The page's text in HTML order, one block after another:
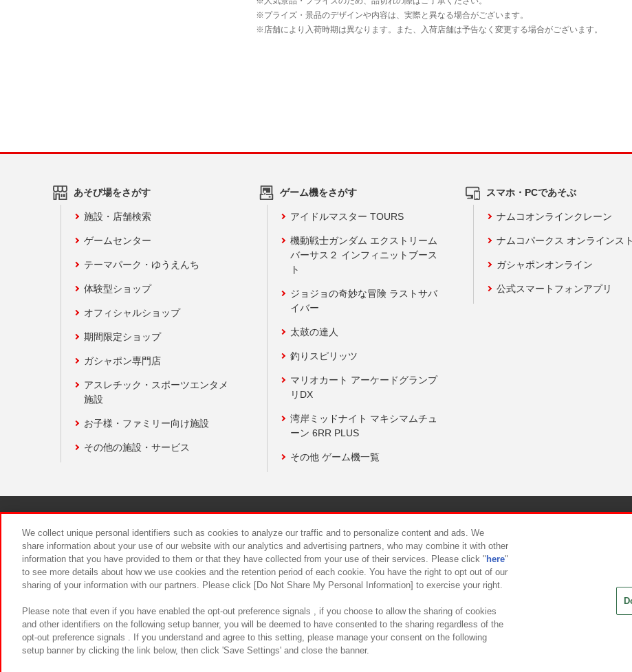
あそび場をさがす
施設・店舗検索
ゲームセンター
テーマパーク・ゆうえんち
体験型ショップ
オフィシャルショップ
期間限定ショップ
ガシャポン専門店
アスレチック・スポーツエンタメ
施設
お子様・ファミリー向け施設
その他の施設・サービス
ゲーム機をさがす
アイドルマスター TOURS
機動戦士ガンダム エクストリーム
バーサス２ インフィニットブース
ト
ジョジョの奇妙な冒険 ラストサバ
イバー
太鼓の達人
釣りスピリッツ
マリオカート アーケードグランプ
リDX
湾岸ミッドナイト マキシマムチュ
ーン 6RR PLUS
その他 ゲーム機一覧
スマホ・PCであそぶ
ナムコオンラインクレーン
ナムコパークス オンラインス
ガシャポンオンライン
公式スマートフォンアプリ
食品のご提供について カスタマーハラスメント対応方針
We collect unique personal identifiers such as cookies to analyze our traffic and to personalize content and ads. We
share information about your use of our website with our analytics and advertising partners, who may combine it with other
information that you have provided to them or that they have collected from your use of their services. Please click " here"
to see more details about how we use cookies and the retention period of each cookie. You have the right to opt out of our
sharing of your information with our partners. Please click [Do Not Share My Personal Information] to exercise your right.
Please note that even if you have enabled the opt-out preference signals , if you choose to allow the sharing of cookies
and other identifiers on the following setup banner, you will be deemed to have consented to the sharing regardless of the
opt-out preference signals . If you understand and agree to this setting, please manage your consent on the following
setup banner by clicking the link below, then click 'Save Settings' and close the banner.